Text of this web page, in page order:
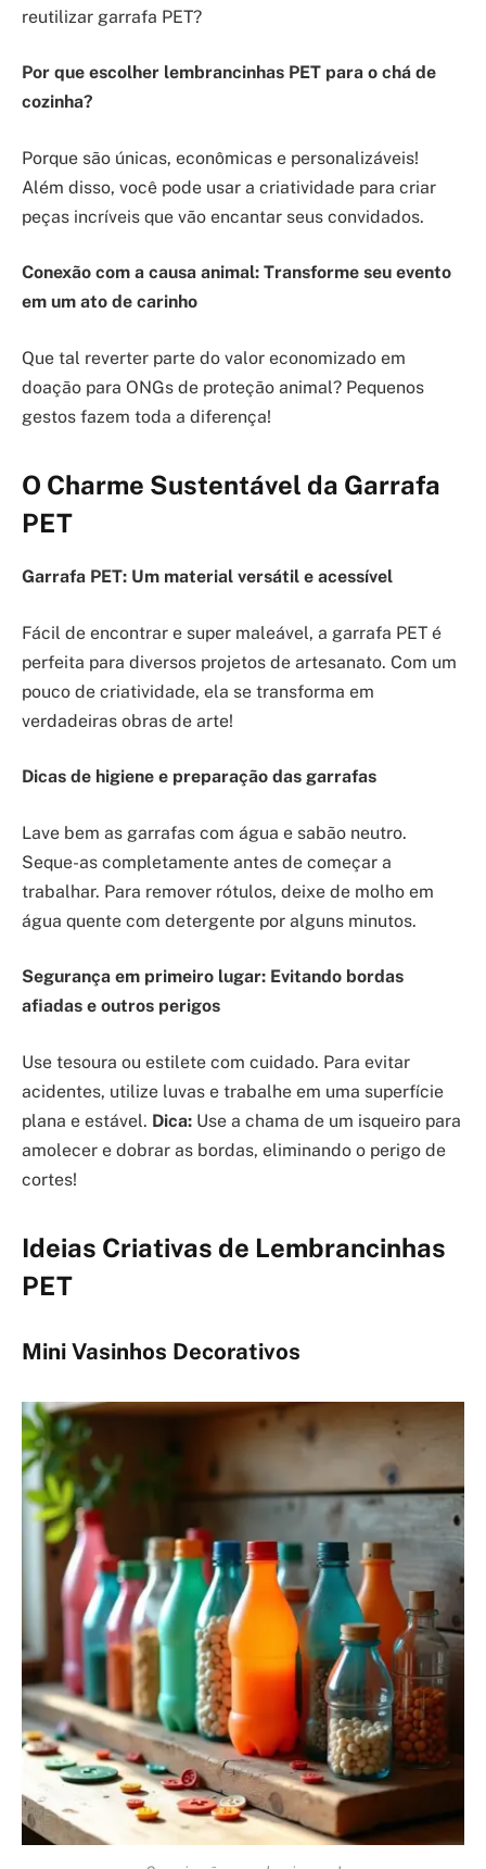
reutilizar garrafa PET?
Por que escolher lembrancinhas PET para o chá de
cozinha?
Porque são únicas, econômicas e personalizáveis!
Além disso, você pode usar a criatividade para criar
peças incríveis que vão encantar seus convidados.
Conexão com a causa animal: Transforme seu evento
em um ato de carinho
Que tal reverter parte do valor economizado em
doação para ONGs de proteção animal? Pequenos
gestos fazem toda a diferença!
O Charme Sustentável da Garrafa
PET
Garrafa PET: Um material versátil e acessível
Fácil de encontrar e super maleável, a garrafa PET é
perfeita para diversos projetos de artesanato. Com um
pouco de criatividade, ela se transforma em
verdadeiras obras de arte!
Dicas de higiene e preparação das garrafas
Lave bem as garrafas com água e sabão neutro.
Seque-as completamente antes de começar a
trabalhar. Para remover rótulos, deixe de molho em
água quente com detergente por alguns minutos.
Segurança em primeiro lugar: Evitando bordas
afiadas e outros perigos
Use tesoura ou estilete com cuidado. Para evitar
acidentes, utilize luvas e trabalhe em uma superfície
plana e estável. Dica: Use a chama de um isqueiro para
amolecer e dobrar as bordas, eliminando o perigo de
cortes!
Ideias Criativas de Lembrancinhas
PET
Mini Vasinhos Decorativos